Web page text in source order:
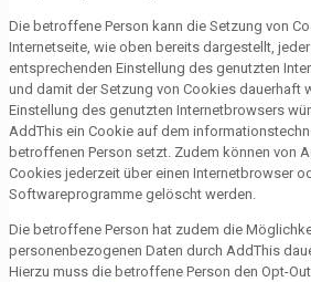
Die betroffene Person kann die Setzung von
Internetseite, wie oben bereits dargestellt,
entsprechenden Einstellung des genutzten
und damit der Setzung von Cookies dauerhaft
Einstellung des genutzten Internetbrowsers
AddThis ein Cookie auf dem
betroffenen Person setzt. Zudem können von
Cookies jederzeit über einen Internetbrowser
Softwareprogramme gelöscht werden.
Die betroffene Person hat zudem die
personenbezogenen Daten durch AddThis
Hierzu muss die betroffene Person den Opt-